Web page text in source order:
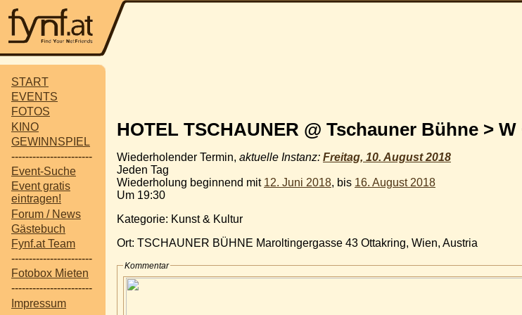
START
EVENTS
FOTOS
KINO
GEWINNSPIEL
-----------------------
Event-Suche
Event gratis
eintragen!
Forum / News
Gästebuch
Fynf.at Team
-----------------------
Fotobox Mieten
-----------------------
Impressum
HOTEL TSCHAUNER @ Tschauner Bühne > W
Wiederholender Termin, aktuelle Instanz: Freitag, 10. August 2018
Jeden Tag
Wiederholung beginnend mit 12. Juni 2018, bis 16. August 2018
Um 19:30
Kategorie: Kunst & Kultur
Ort: TSCHAUNER BÜHNE Maroltingergasse 43 Ottakring, Wien, Austria
Kommentar